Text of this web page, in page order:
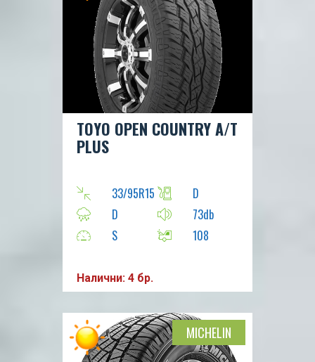
TOYO OPEN COUNTRY A/T
PLUS
33/95R15
D
D
73db
S
108
Налични: 4 бр.
MICHELIN